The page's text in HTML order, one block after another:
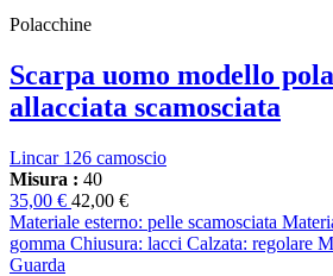
Polacchine
Scarpa uomo modello
allacciata scamosciata
Lincar 126 camoscio
Misura : 40
35,00 € 42,00 €
Materiale esterno: pelle scamosciata
gomma Chiusura: lacci Calzata: regolare
Guarda